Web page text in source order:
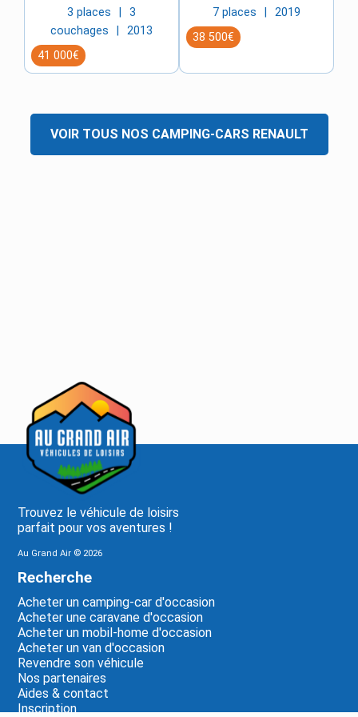
3 places
3
couchages
2013
41 000€
7 places
2019
38 500€
VOIR TOUS NOS CAMPING-CARS RENAULT
Trouvez le véhicule de loisirs
parfait pour vos aventures !
Au Grand Air © 2026
Recherche
Acheter un camping-car d'occasion
Acheter une caravane d'occasion
Acheter un mobil-home d'occasion
Acheter un van d'occasion
Revendre son véhicule
Nos partenaires
Aides & contact
Inscription